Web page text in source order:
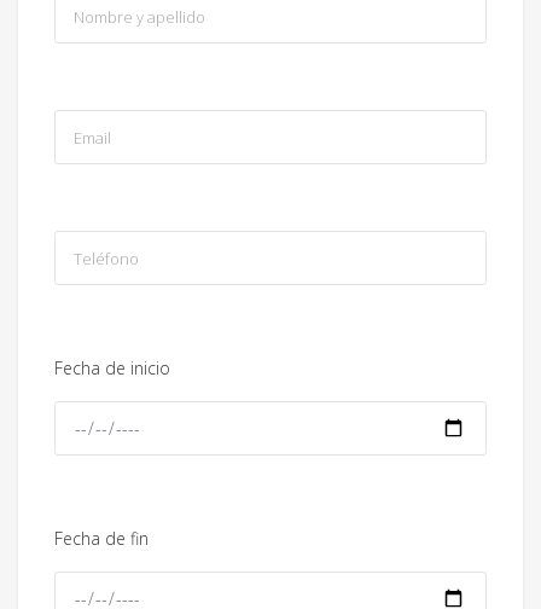
Fecha de inicio
Fecha de fin